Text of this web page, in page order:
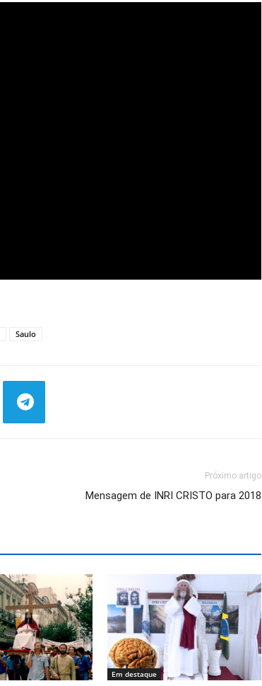
Saulo
Próximo artigo
Mensagem de INRI CRISTO para 2018
Em destaque